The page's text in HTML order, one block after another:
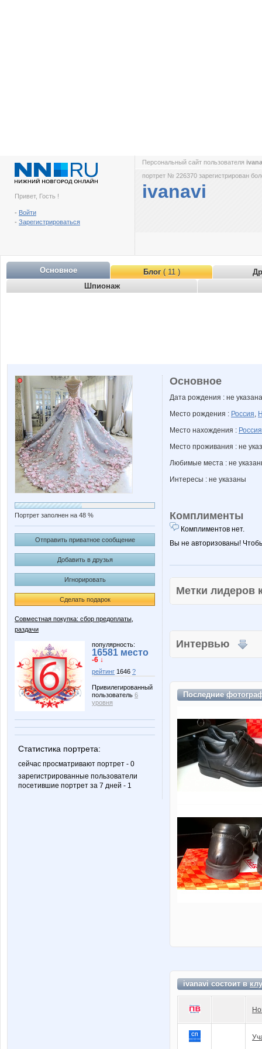
Привет, Гость !
- Войти
- Зарегистрироваться
Персональный сайт пользователя
портрет № 226370 зарегистрирован
ivanavi
Основное Блог( 11 )
Шпионаж
Портрет заполнен на 48 %
Отправить приватное сообщение
Добавить в друзья
Игнорировать
Сделать подарок
Совместная покупка: сбор предоплаты,
раздачи
популярность:
16581 место
-6 ↓
рейтинг 1646 ?
Привилегированный
пользователь 6
уровня
Статистика портрета:
сейчас просматривают портрет - 0
зарегистрированные пользователи
посетившие портрет за 7 дней - 1
Основное
Дата рождения : не указана
Место рождения : Россия,
Место нахождения : Россия
Место проживания : не
Любимые места : не
Интересы : не указаны
Комплименты
Комплиментов нет.
Вы не авторизованы!
Метки
Интервью
Последние
ivanavi состоит в